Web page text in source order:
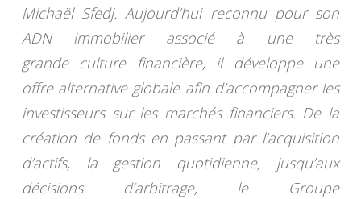
Michaël Sfedj. Aujourd’hui reconnu pour son
ADN immobilier associé à une très
grande culture financière, il développe une
offre alternative globale afin d’accompagner les
investisseurs sur les marchés financiers. De la
création de fonds en passant par l’acquisition
d’actifs, la gestion quotidienne, jusqu’aux
décisions d’arbitrage, le Groupe